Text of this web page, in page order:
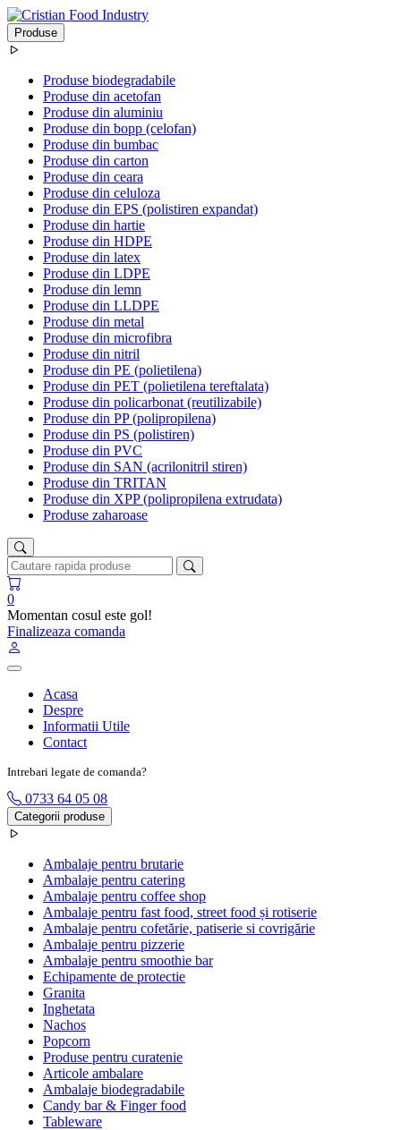
Produse
Produse biodegradabile
Produse din acetofan
Produse din aluminiu
Produse din bopp (celofan)
Produse din bumbac
Produse din carton
Produse din ceara
Produse din celuloza
Produse din EPS (polistiren expandat)
Produse din hartie
Produse din HDPE
Produse din latex
Produse din LDPE
Produse din lemn
Produse din LLDPE
Produse din metal
Produse din microfibra
Produse din nitril
Produse din PE (polietilena)
Produse din PET (polietilena tereftalata)
Produse din policarbonat (reutilizabile)
Produse din PP (polipropilena)
Produse din PS (polistiren)
Produse din PVC
Produse din SAN (acrilonitril stiren)
Produse din TRITAN
Produse din XPP (polipropilena extrudata)
Produse zaharoase
0
Momentan cosul este gol!
Finalizeaza comanda
Acasa
Despre
Informatii Utile
Contact
Intrebari legate de comanda?
0733 64 05 08
Categorii produse
Ambalaje pentru brutarie
Ambalaje pentru catering
Ambalaje pentru coffee shop
Ambalaje pentru fast food, street food și rotiserie
Ambalaje pentru cofetărie, patiserie si covrigărie
Ambalaje pentru pizzerie
Ambalaje pentru smoothie bar
Echipamente de protectie
Granita
Inghetata
Nachos
Popcorn
Produse pentru curatenie
Articole ambalare
Ambalaje biodegradabile
Candy bar & Finger food
Tableware